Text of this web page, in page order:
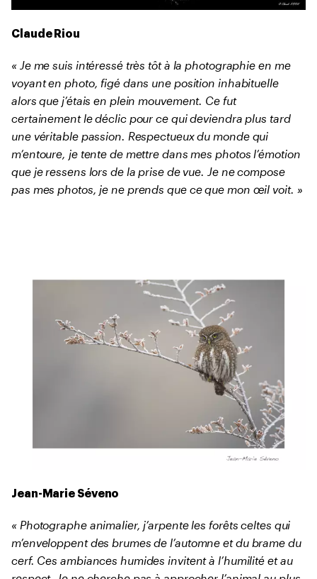
Claude Riou
« Je me suis intéressé très tôt à la photographie en me
voyant en photo, figé dans une position inhabituelle
alors que j’étais en plein mouvement. Ce fut
certainement le déclic pour ce qui deviendra plus tard
une véritable passion. Respectueux du monde qui
m’entoure, je tente de mettre dans mes photos l’émotion
que je ressens lors de la prise de vue. Je ne compose
pas mes photos, je ne prends que ce que mon œil voit. »
Jean-Marie Séveno
« Photographe animalier, j’arpente les forêts celtes qui
m’enveloppent des brumes de l’automne et du brame du
cerf. Ces ambiances humides invitent à l’humilité et au